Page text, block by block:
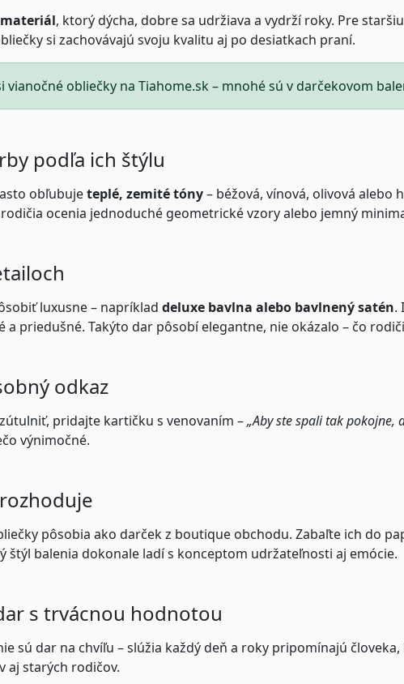
, ktorý dýcha, dobre sa udržiava a vydrží roky. Pre
si zachovávajú svoju kvalitu aj po desiatkach praní.
vianočné obliečky na Tiahome.sk – mnohé sú v darčekovom
podľa ich štýlu
obľubujeteplé, zemité tóny– béžová, vínová, olivová alebo
ocenia jednoduché geometrické vzory alebo jemný
luxusne – napríklad deluxe bavlna alebo bavlnený satén.
a priedušné. Takýto dar pôsobí elegantne, nie okázalo – čo
odkaz
pridajte kartičku s venovaním –„Aby ste spali tak pokojne,
výnimočné.
pôsobia ako darček z boutique obchodu. Zabaľte ich do
štýl balenia dokonale ladí s konceptom udržateľnosti aj emócie.
s trvácnou hodnotou
sú dar na chvíľu – slúžia každý deň a roky pripomínajú
aj starých rodičov.